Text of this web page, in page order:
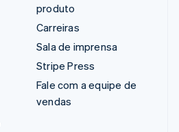
produto
Carreiras
Sala de imprensa
Stripe Press
Fale com a equipe de
vendas